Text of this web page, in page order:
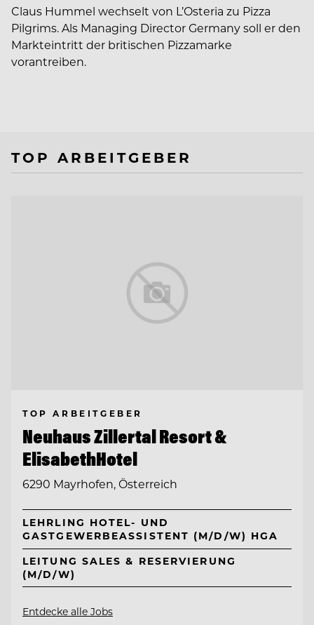
Claus Hummel wechselt von L’Osteria zu Pizza
Pilgrims. Als Managing Director Germany soll er den
Markteintritt der britischen Pizzamarke
vorantreiben.
TOP ARBEITGEBER
TOP ARBEITGEBER
Neuhaus Zillertal Resort &
ElisabethHotel
6290 Mayrhofen, Österreich
LEHRLING HOTEL- UND
GASTGEWERBEASSISTENT (M/D/W) HGA
LEITUNG SALES & RESERVIERUNG
(M/D/W)
Entdecke alle Jobs